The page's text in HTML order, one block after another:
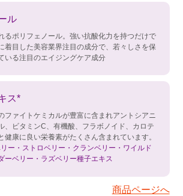
ル
るポリフェノール。強い抗酸化力を持つだけで
着目した美容業界注目の成分で、若々しさを保
いる注目のエイジングケア成分
ス*
ファイトケミカルが豊富に含まれアントシアニ
、ビタミンC、有機酸、フラボノイド、カロテ
健康に良い栄養素がたくさん含まれています。
ー・ストロベリー・クランベリー・ワイルド
ーベリー・ラズベリー種子エキス
商品ページへ